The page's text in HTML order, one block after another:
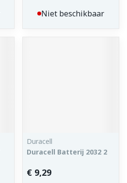
Niet beschikbaar
Duracell
Duracell Batterij 2032 2
€ 9,29